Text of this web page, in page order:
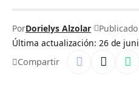
Última actualización: 26 de
PorDorielys Alzolar
Compartir